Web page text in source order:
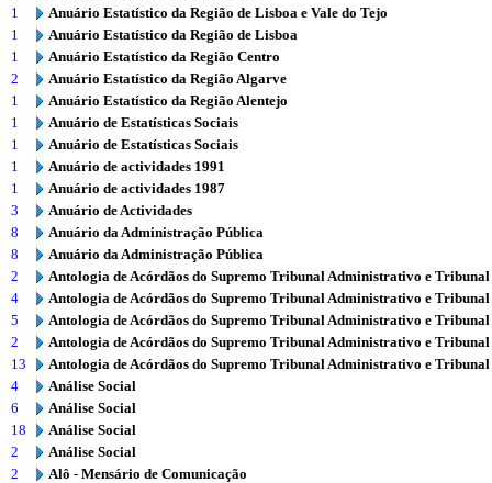
1
Anuário Estatístico da Região de Lisboa e Vale do Tejo
1
Anuário Estatístico da Região de Lisboa
1
Anuário Estatístico da Região Centro
2
Anuário Estatístico da Região Algarve
1
Anuário Estatístico da Região Alentejo
1
Anuário de Estatísticas Sociais
1
Anuário de Estatísticas Sociais
1
Anuário de actividades 1991
1
Anuário de actividades 1987
3
Anuário de Actividades
8
Anuário da Administração Pública
8
Anuário da Administração Pública
2
Antologia de Acórdãos do Supremo Tribunal Administrativo e
4
Antologia de Acórdãos do Supremo Tribunal Administrativo e
5
Antologia de Acórdãos do Supremo Tribunal Administrativo e
2
Antologia de Acórdãos do Supremo Tribunal Administrativo e
13
Antologia de Acórdãos do Supremo Tribunal Administrativo e
4
Análise Social
6
Análise Social
18
Análise Social
2
Análise Social
2
Alô - Mensário de Comunicação